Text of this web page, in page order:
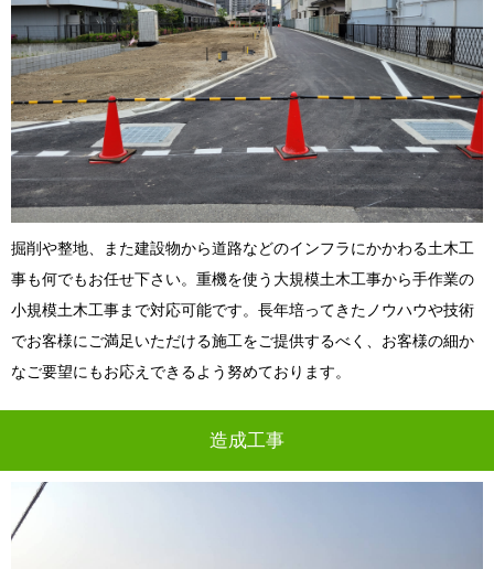
掘削や整地、また建設物から道路などのインフラにかかわる土木工
事も何でもお任せ下さい。重機を使う大規模土木工事から手作業の
小規模土木工事まで対応可能です。長年培ってきたノウハウや技術
でお客様にご満足いただける施工をご提供するべく、お客様の細か
なご要望にもお応えできるよう努めております。
造成工事